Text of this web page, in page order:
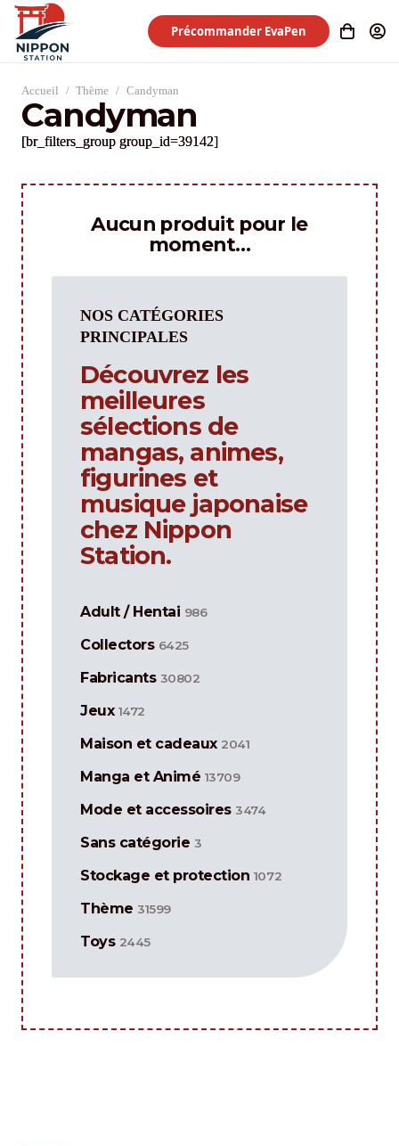
Précommander EvaPen
Accueil / Thème / Candyman
Candyman
[br_filters_group group_id=39142]
Aucun produit pour le
moment…
NOS CATÉGORIES
PRINCIPALES
Découvrez les
meilleures
sélections de
mangas, animes,
figurines et
musique japonaise
chez Nippon
Station.
Adult / Hentai 986
Collectors 6425
Fabricants 30802
Jeux 1472
Maison et cadeaux 2041
Manga et Animé 13709
Mode et accessoires 3474
Sans catégorie 3
Stockage et protection 1072
Thème 31599
Toys 2445